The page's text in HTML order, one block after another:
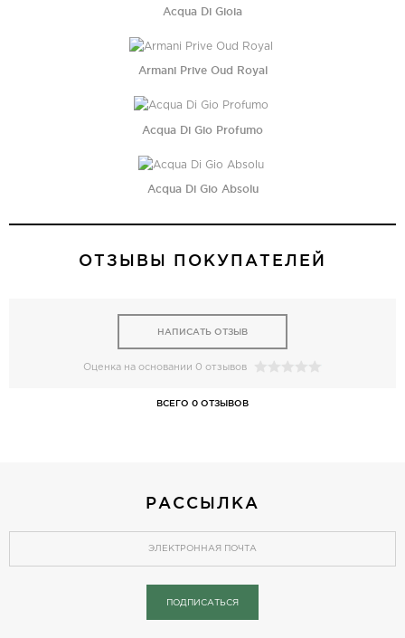
Acqua Di Gioia
Armani Prive Oud Royal
Acqua Di Gio Profumo
Acqua Di Gio Absolu
ОТЗЫВЫ ПОКУПАТЕЛЕЙ
НАПИСАТЬ ОТЗЫВ
Оценка на основании 0 отзывов
ВСЕГО 0 ОТЗЫВОВ
РАССЫЛКА
ПОДПИСАТЬСЯ